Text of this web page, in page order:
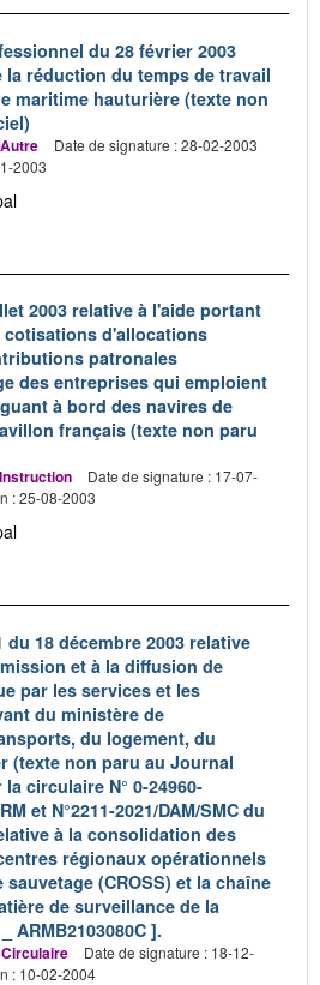
du 28 février 2003
réduction du temps de travail
maritime hauturière (texte non
Autre
Date de signature : 28-02-2003
2003
2003 relative à l'aide portant
cotisations d'allocations
patronales
des entreprises qui emploient
à bord des navires de
français (texte non paru
Instruction
Date de signature : 17-07-
: 25-08-2003
du 18 décembre 2003 relative
et à la diffusion de
par les services et les
du ministère de
du logement, du
(texte non paru au Journal
circulaire N° 0-24960-
et N°2211-2021/DAM/SMC du
à la consolidation des
régionaux opérationnels
(CROSS) et la chaîne
de surveillance de la
ARMB2103080C ].
Circulaire
Date de signature : 18-12-
: 10-02-2004